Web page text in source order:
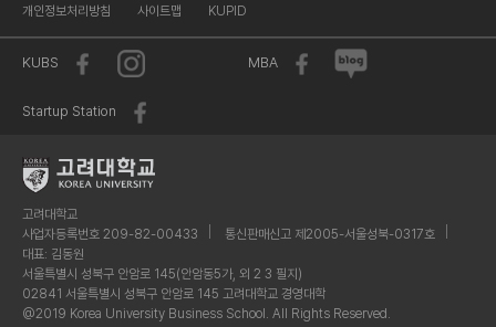
개인정보처리방침 사이트맵 KUPID
KUBS MBA
Startup Station
고려대학교
사업자등록번호 209-82-00433
통신판매신고 제2005-서울성북-0317호
대표: 김동원
서울특별시 성북구 안암로 145(안암동5가, 외 2 3 필지)
02841 서울특별시 성북구 안암로 145 고려대학교 경영대학
@2019 Korea University Business School. All Rights Reserved.